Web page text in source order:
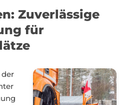
Zuverlässige
für